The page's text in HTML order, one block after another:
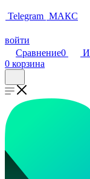
Telegram МАКС
войти
Сравнение0
0 корзина